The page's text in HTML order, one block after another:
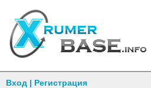
Вход | Регистрация